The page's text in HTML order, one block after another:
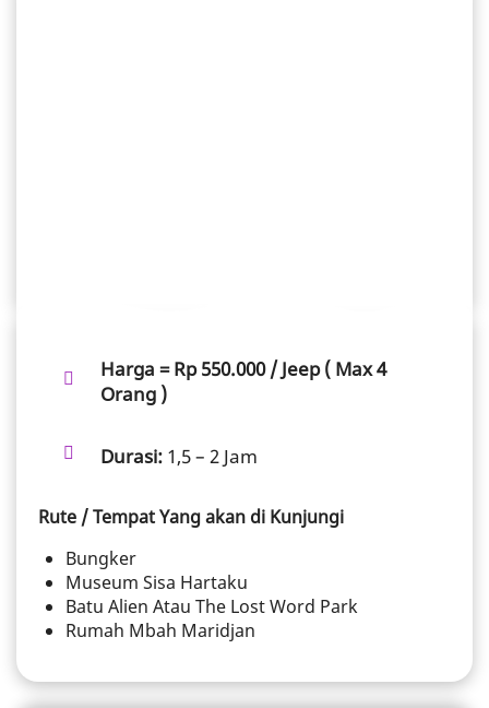
Harga = Rp 550.000 / Jeep ( Max 4
Orang )
Durasi:1,5 – 2 Jam
Rute / Tempat Yang akan di Kunjungi
Bungker
Museum Sisa Hartaku
Batu Alien Atau The Lost Word Park
Rumah Mbah Maridjan